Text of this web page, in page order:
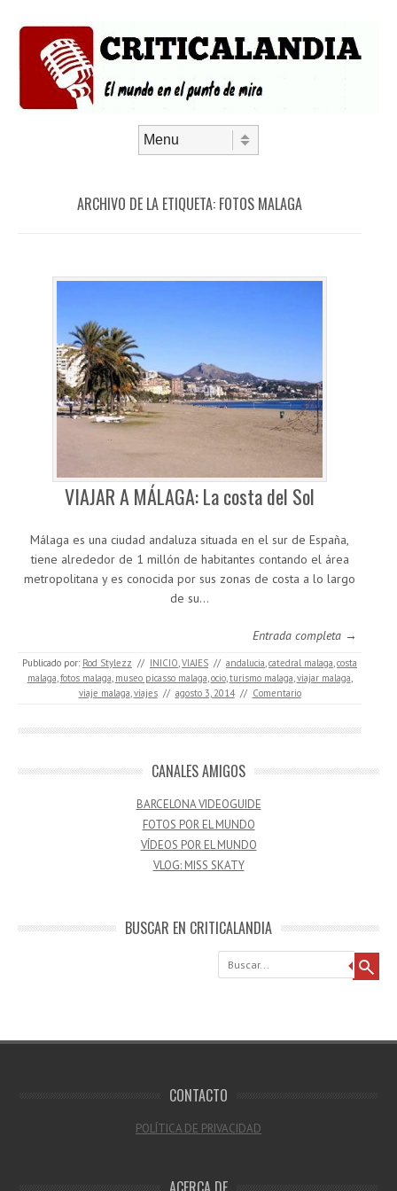
ARCHIVO DE LA ETIQUETA: FOTOS MALAGA
VIAJAR A MÁLAGA: La costa del Sol
Málaga es una ciudad andaluza situada en el sur de España,
tiene alrededor de 1 millón de habitantes contando el área
metropolitana y es conocida por sus zonas de costa a lo largo
de su…
Entrada completa →
Publicado por: Rod Stylezz // INICIO,VIAJES // andalucia,catedral malaga,costa
malaga,fotos malaga, museo picasso malaga,ocio,turismo malaga,viajar malaga,
viaje malaga,viajes // agosto 3, 2014 // Comentario
CANALES AMIGOS
BARCELONA VIDEOGUIDE
FOTOS POR EL MUNDO
VÍDEOS POR EL MUNDO
VLOG: MISS SKATY
BUSCAR EN CRITICALANDIA
Buscar
CONTACTO
POLÍTICA DE PRIVACIDAD